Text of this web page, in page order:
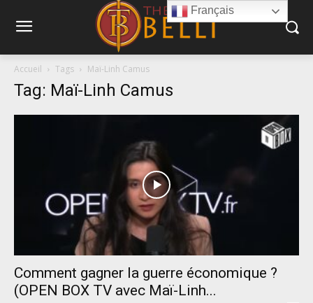
Accueil Tags Maï-Linh Camus
Tag: Maï-Linh Camus
Comment gagner la guerre économique ?
(OPEN BOX TV avec Maï-Linh...
Français